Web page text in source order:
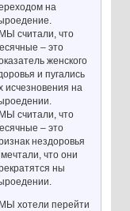
на
считали, что
– это
женского
и пугались
исчезновения на
считали, что
– это
нездоровья
что они
ны
хотели перейти